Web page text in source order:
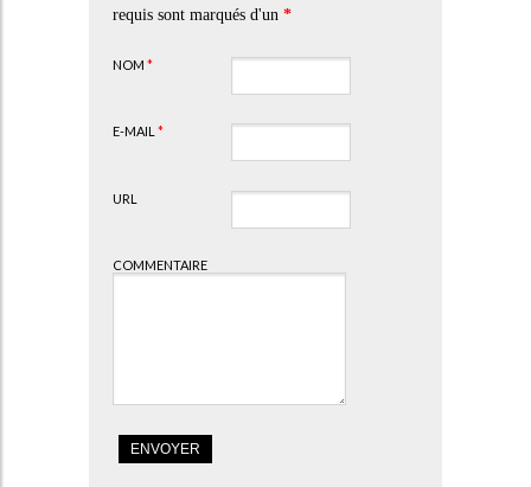
requis sont marqués d'un *
NOM *
E-MAIL *
URL
COMMENTAIRE